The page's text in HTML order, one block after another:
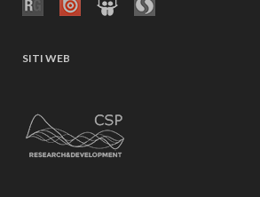
SITI WEB